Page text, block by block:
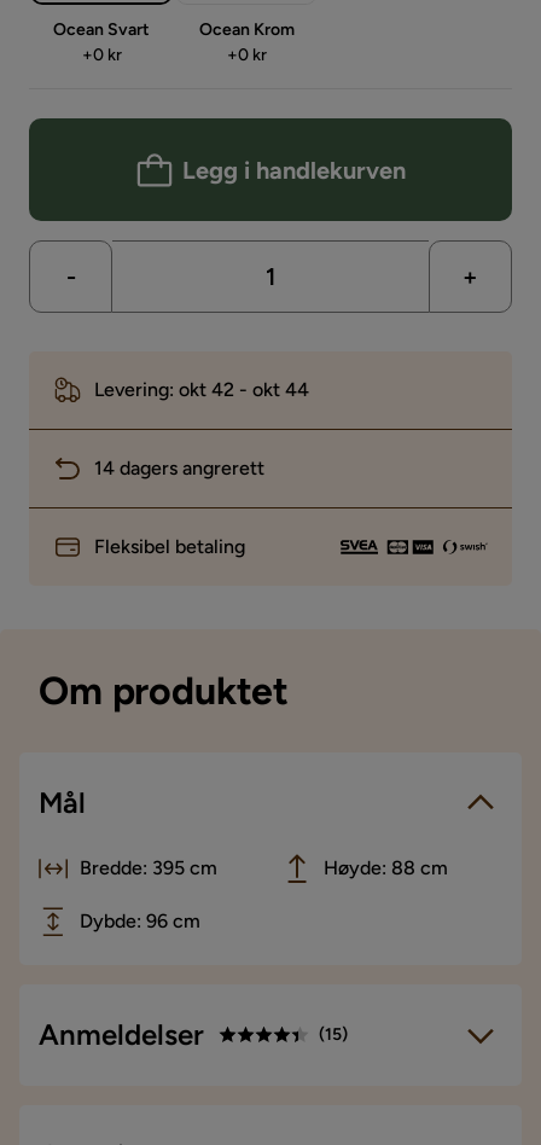
Ocean Svart
Pris
+0 kr
Ocean Krom
Pris
+0 kr
Legg i handlekurven
- +
Levering: okt 42 - okt 44
14 dagers angrerett
Fleksibel betaling
Om produktet
Mål
Bredde: 395 cm Høyde: 88 cm
Dybde: 96 cm
Anmeldelser (15)